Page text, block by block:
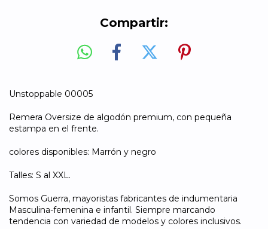
Compartir:
Unstoppable 00005
Remera Oversize de algodón premium, con pequeña
estampa en el frente.
colores disponibles: Marrón y negro
Talles: S al XXL.
Somos Guerra, mayoristas fabricantes de indumentaria
Masculina-femenina e infantil. Siempre marcando
tendencia con variedad de modelos y colores inclusivos.